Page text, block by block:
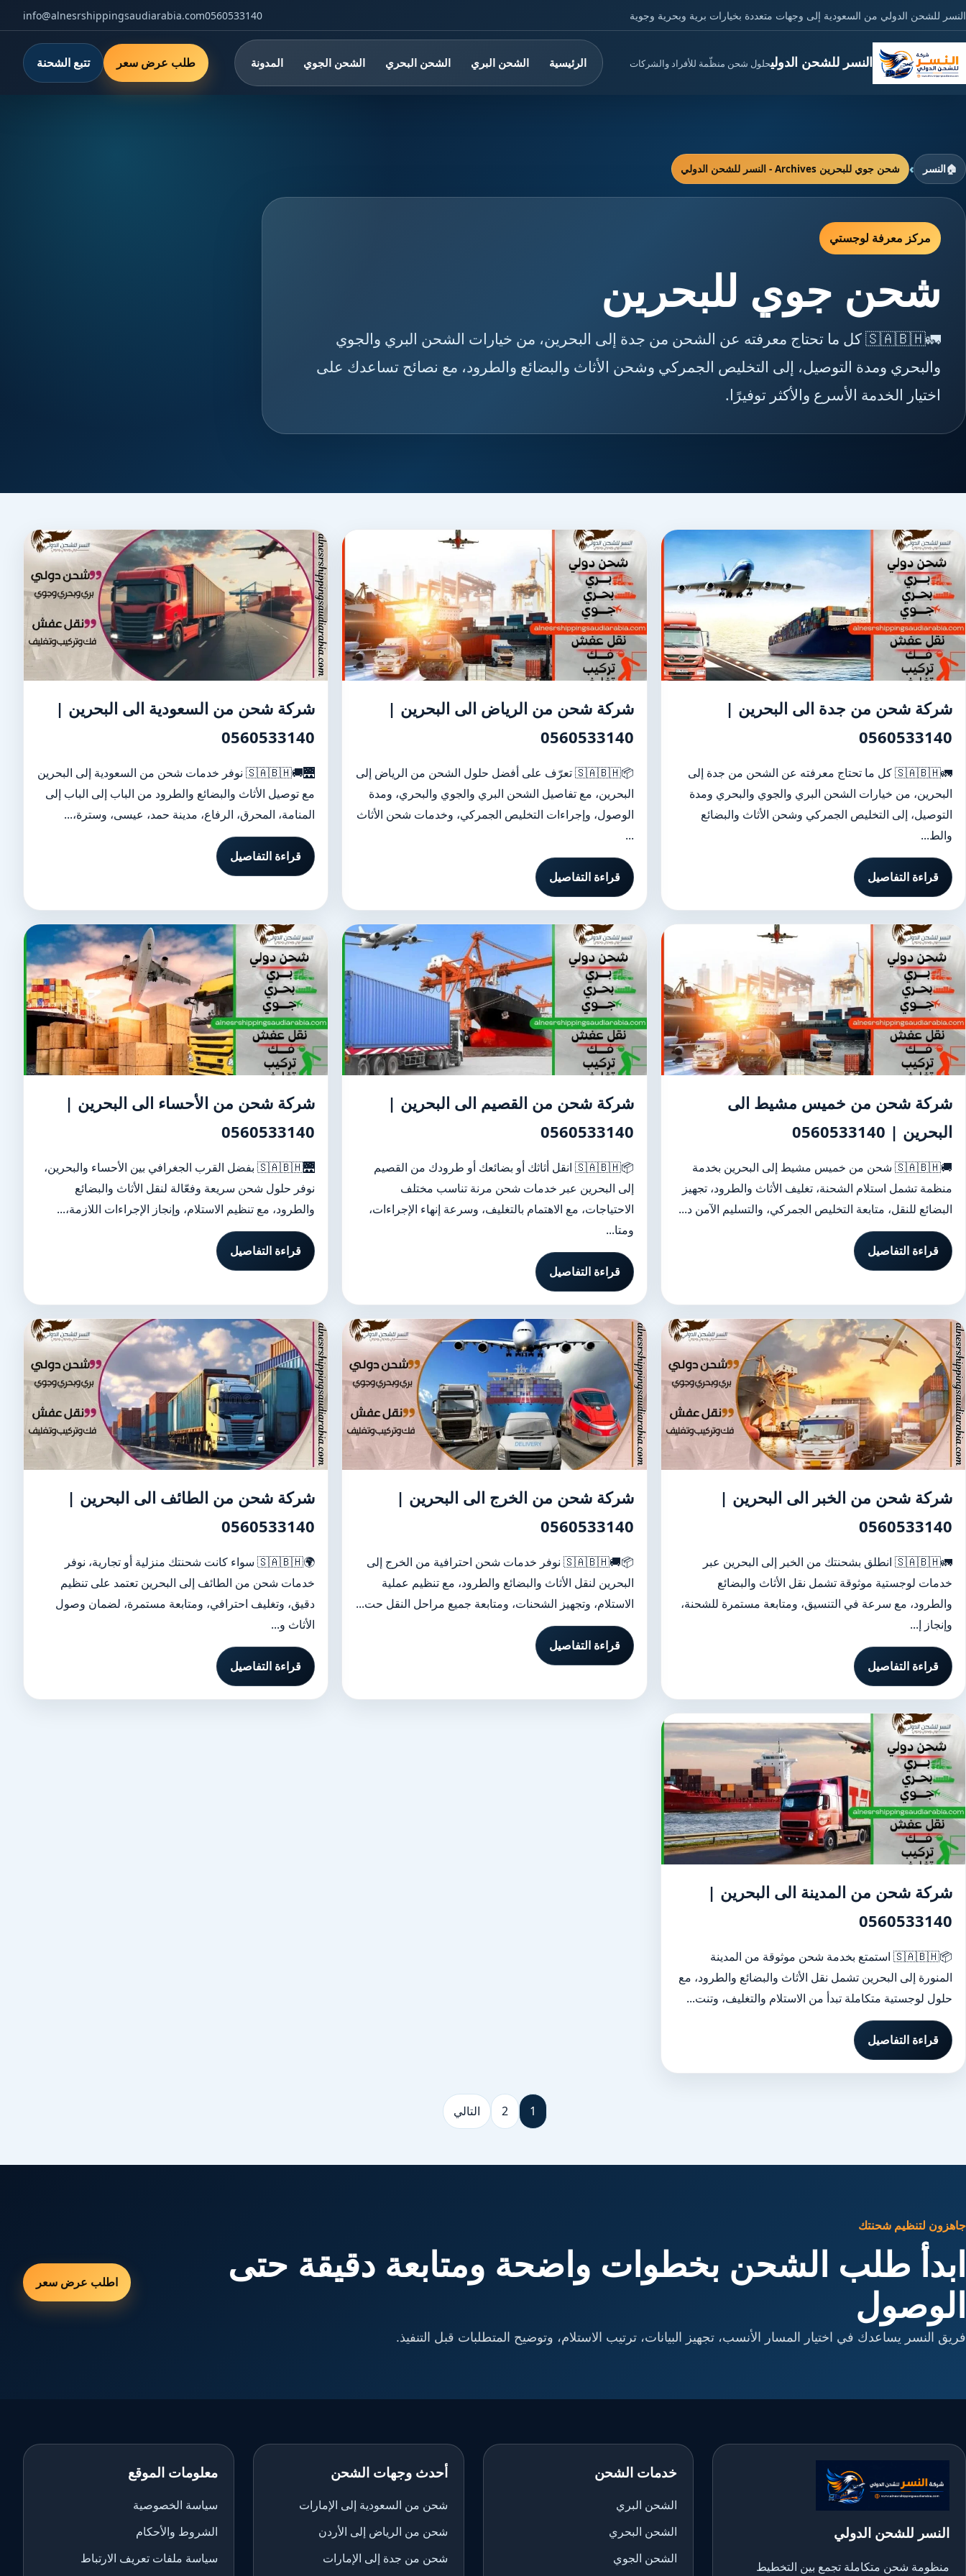
النسر للشحن الدولي من السعودية إلى وجهات متعددة بخيارات برية وبحرية وجوية 0560533140
info@alnesrshippingsaudiarabia.com
النسر للشحن الدوليحلول شحن منظّمة للأفراد والشركات الرئيسية الشحن البري الشحن البحري الشحن الجوي المدونة طلب عرض سعر تتبع الشحنة
🏠النسر › شحن جوي للبحرين Archives - النسر للشحن الدولي
مركز معرفة لوجستي
شحن جوي للبحرين
🚛🇸🇦🇧🇭 كل ما تحتاج معرفته عن الشحن من جدة إلى البحرين، من خيارات الشحن البري والجوي
والبحري ومدة التوصيل، إلى التخليص الجمركي وشحن الأثاث والبضائع والطرود، مع نصائح تساعدك على
اختيار الخدمة الأسرع والأكثر توفيرًا.
شركة شحن من جدة الى البحرين |
0560533140
🚛🇸🇦🇧🇭 كل ما تحتاج معرفته عن الشحن من جدة إلى
البحرين، من خيارات الشحن البري والجوي والبحري ومدة
التوصيل، إلى التخليص الجمركي وشحن الأثاث والبضائع
والط...
قراءة التفاصيل
شركة شحن من الرياض الى البحرين |
0560533140
📦🇸🇦🇧🇭 تعرّف على أفضل حلول الشحن من الرياض إلى
البحرين، مع تفاصيل الشحن البري والجوي والبحري، ومدة
الوصول، وإجراءات التخليص الجمركي، وخدمات شحن الأثاث
...
قراءة التفاصيل
شركة شحن من السعودية الى البحرين |
0560533140
🌉🚚🇸🇦🇧🇭 نوفر خدمات شحن من السعودية إلى البحرين
مع توصيل الأثاث والبضائع والطرود من الباب إلى الباب إلى
المنامة، المحرق، الرفاع، مدينة حمد، عيسى، وسترة،...
قراءة التفاصيل
شركة شحن من خميس مشيط الى
البحرين | 0560533140
🚚🇸🇦🇧🇭 شحن من خميس مشيط إلى البحرين بخدمة
منظمة تشمل استلام الشحنة، تغليف الأثاث والطرود، تجهيز
البضائع للنقل، متابعة التخليص الجمركي، والتسليم الآمن د...
قراءة التفاصيل
شركة شحن من القصيم الى البحرين |
0560533140
📦🇸🇦🇧🇭 انقل أثاثك أو بضائعك أو طرودك من القصيم
إلى البحرين عبر خدمات شحن مرنة تناسب مختلف
الاحتياجات، مع الاهتمام بالتغليف، وسرعة إنهاء الإجراءات،
ومتا...
قراءة التفاصيل
شركة شحن من الأحساء الى البحرين |
0560533140
🌉🇸🇦🇧🇭 بفضل القرب الجغرافي بين الأحساء والبحرين،
نوفر حلول شحن سريعة وفعّالة لنقل الأثاث والبضائع
والطرود، مع تنظيم الاستلام، وإنجاز الإجراءات اللازمة،...
قراءة التفاصيل
شركة شحن من الخبر الى البحرين |
0560533140
🚛🇸🇦🇧🇭 انطلق بشحنتك من الخبر إلى البحرين عبر
خدمات لوجستية موثوقة تشمل نقل الأثاث والبضائع
والطرود، مع سرعة في التنسيق، ومتابعة مستمرة للشحنة،
وإنجاز إ...
قراءة التفاصيل
شركة شحن من الخرج الى البحرين |
0560533140
📦🚚🇸🇦🇧🇭 نوفر خدمات شحن احترافية من الخرج إلى
البحرين لنقل الأثاث والبضائع والطرود، مع تنظيم عملية
الاستلام، وتجهيز الشحنات، ومتابعة جميع مراحل النقل حت...
قراءة التفاصيل
شركة شحن من الطائف الى البحرين |
0560533140
🌍🇸🇦🇧🇭 سواء كانت شحنتك منزلية أو تجارية، نوفر
خدمات شحن من الطائف إلى البحرين تعتمد على تنظيم
دقيق، وتغليف احترافي، ومتابعة مستمرة، لضمان وصول
الأثاث و...
قراءة التفاصيل
شركة شحن من المدينة الى البحرين |
0560533140
📦🇸🇦🇧🇭 استمتع بخدمة شحن موثوقة من المدينة
المنورة إلى البحرين تشمل نقل الأثاث والبضائع والطرود، مع
حلول لوجستية متكاملة تبدأ من الاستلام والتغليف، وتنت...
قراءة التفاصيل
1
2 التالي
جاهزون لتنظيم شحنتك
ابدأ طلب الشحن بخطوات واضحة ومتابعة دقيقة حتى
الوصول
فريق النسر يساعدك في اختيار المسار الأنسب، تجهيز البيانات، ترتيب الاستلام، وتوضيح المتطلبات قبل التنفيذ.
اطلب عرض سعر
النسر للشحن الدولي
منظومة شحن متكاملة تجمع بين التخطيط
خدمات الشحن
الشحن البري
الشحن البحري
الشحن الجوي
أحدث وجهات الشحن
شحن من السعودية إلى الإمارات
شحن من الرياض إلى الأردن
شحن من جدة إلى الإمارات
معلومات الموقع
سياسة الخصوصية
الشروط والأحكام
سياسة ملفات تعريف الارتباط